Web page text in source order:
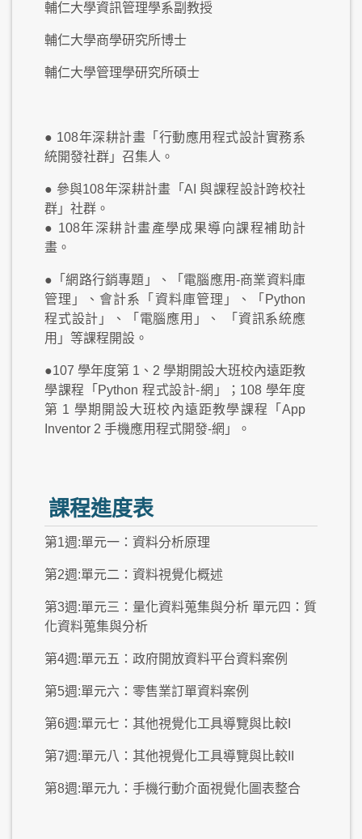
輔仁大學資訊管理學系副教授
輔仁大學商學研究所博士
輔仁大學管理學研究所碩士
● 108年深耕計畫「行動應用程式設計實務系
統開發社群」召集人。
● 參與108年深耕計畫「AI 與課程設計跨校社
群」社群。
● 108年深耕計畫產學成果導向課程補助計
畫。
●「網路行銷專題」、「電腦應用-商業資料庫
管理」、會計系「資料庫管理」、「Python
程式設計」、「電腦應用」、 「資訊系統應
用」等課程開設。
●107 學年度第 1、2 學期開設大班校內遠距教
學課程「Python 程式設計-網」；108 學年度
第 1 學期開設大班校內遠距教學課程「App
Inventor 2 手機應用程式開發-網」。
課程進度表
第1週:單元一：資料分析原理
第2週:單元二：資料視覺化概述
第3週:單元三：量化資料蒐集與分析 單元四：質
化資料蒐集與分析
第4週:單元五：政府開放資料平台資料案例
第5週:單元六：零售業訂單資料案例
第6週:單元七：其他視覺化工具導覽與比較I
第7週:單元八：其他視覺化工具導覽與比較II
第8週:單元九：手機行動介面視覺化圖表整合